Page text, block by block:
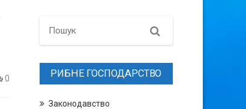
0
Search
РИБНЕ ГОСПОДАРСТВО
Законодавство